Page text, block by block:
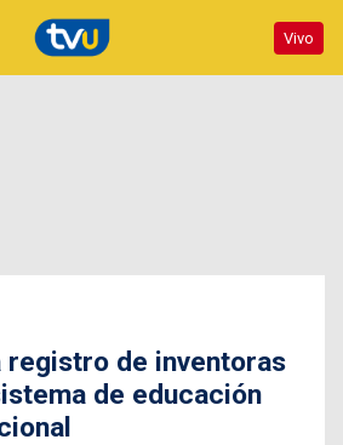
Vivo
registro de inventoras
de educación